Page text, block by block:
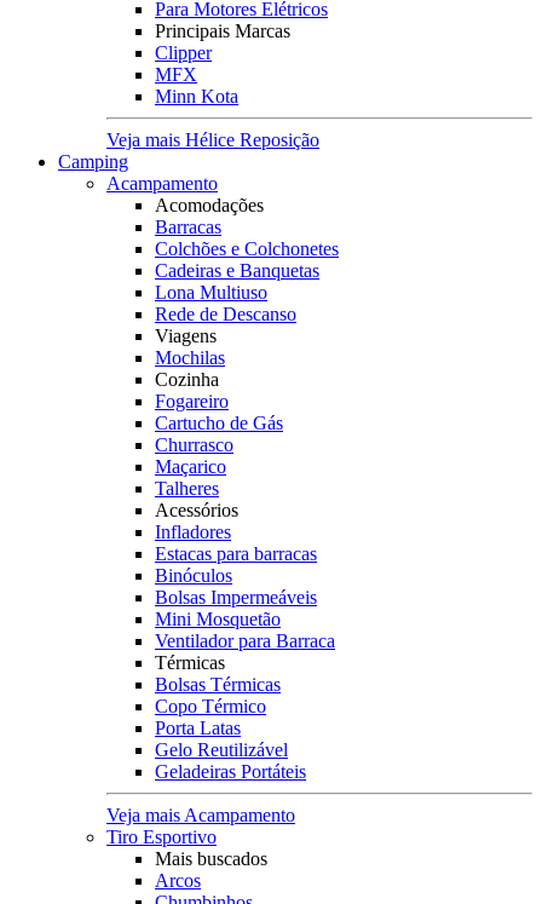
Para Motores Elétricos
Principais Marcas
Clipper
MFX
Minn Kota
Veja mais Hélice Reposição
Camping
Acampamento
Acomodações
Barracas
Colchões e Colchonetes
Cadeiras e Banquetas
Lona Multiuso
Rede de Descanso
Viagens
Mochilas
Cozinha
Fogareiro
Cartucho de Gás
Churrasco
Maçarico
Talheres
Acessórios
Infladores
Estacas para barracas
Binóculos
Bolsas Impermeáveis
Mini Mosquetão
Ventilador para Barraca
Térmicas
Bolsas Térmicas
Copo Térmico
Porta Latas
Gelo Reutilizável
Geladeiras Portáteis
Veja mais Acampamento
Tiro Esportivo
Mais buscados
Arcos